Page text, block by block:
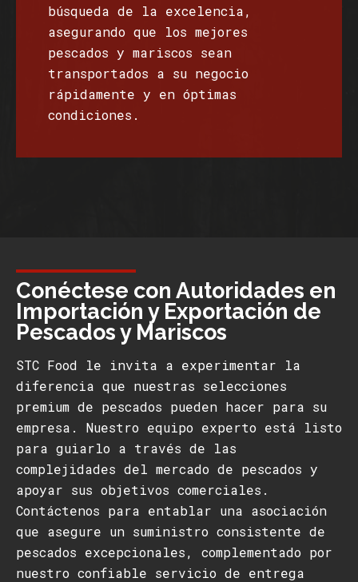
búsqueda de la excelencia,
asegurando que los mejores
pescados y mariscos sean
transportados a su negocio
rápidamente y en óptimas
condiciones.
Conéctese con Autoridades en
Importación y Exportación de
Pescados y Mariscos
STC Food le invita a experimentar la
diferencia que nuestras selecciones
premium de pescados pueden hacer para su
empresa. Nuestro equipo experto está listo
para guiarlo a través de las
complejidades del mercado de pescados y
apoyar sus objetivos comerciales.
Contáctenos para entablar una asociación
que asegure un suministro consistente de
pescados excepcionales, complementado por
nuestro confiable servicio de entrega